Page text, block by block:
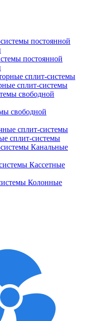
постоянной
сплит-системы
свободной
сплит-системы
Канальные
Кассетные
Колонные